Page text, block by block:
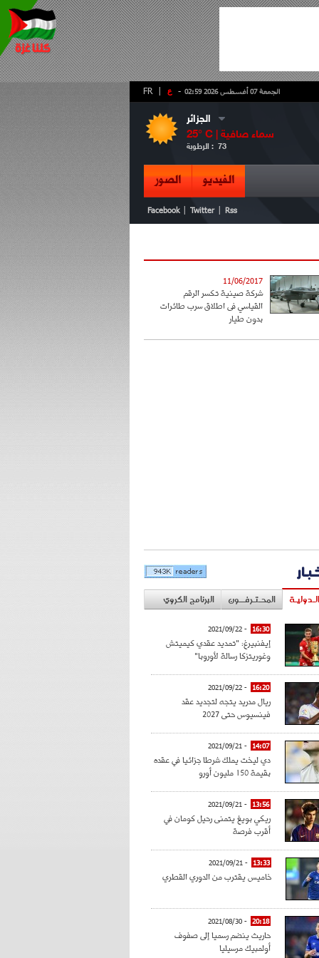
- ع FR الجمعة 07 أغسطس 2026 02:59
الجزائر
25° C | سماء صافية
الرطوبة : 73
الفيديو الصور
Facebook Twitter Rss
11/06/2017
شركة صينية تكسر الرقم
القياسي فى اطلاق سرب طائرات
بدون طيار
المحـتـرفــون البرنامج الكروي
16:30
- 2021/09/22
إيفنبيرغ: "تمديد عقدي كيميتش
وغوريتزكا رسالة لأوروبا"
16:20
- 2021/09/22
ريال مدريد يتجه لتجديد عقد
فينسيوس حتى 2027
14:07
- 2021/09/21
دي ليخت يملك شرطا جزائيا في عقده
بقيمة 150 مليون أورو
13:56
- 2021/09/21
ريكي بويغ يتمنى رحيل كومان في
أقرب فرصة
13:33
- 2021/09/21
خاميس يقترب من الدوري القطري
20:18
- 2021/08/30
حاريث ينضم رسميا إلى صفوف
أولمبيك مرسيليا